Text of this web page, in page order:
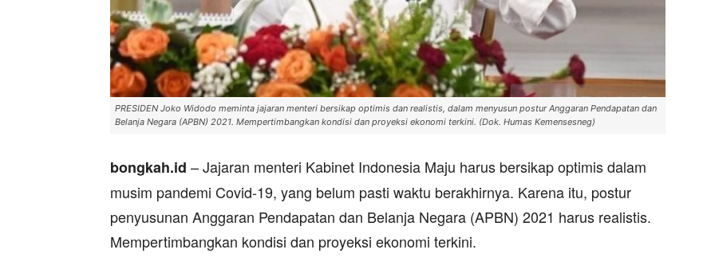
PRESIDEN Joko Widodo meminta jajaran menteri bersikap optimis dan realistis, dalam menyusun postur Anggaran Pendapatan dan
Belanja Negara (APBN) 2021. Mempertimbangkan kondisi dan proyeksi ekonomi terkini. (Dok. Humas Kemensesneg)
bongkah.id – Jajaran menteri Kabinet Indonesia Maju harus bersikap optimis dalam
musim pandemi Covid-19, yang belum pasti waktu berakhirnya. Karena itu, postur
penyusunan Anggaran Pendapatan dan Belanja Negara (APBN) 2021 harus realistis.
Mempertimbangkan kondisi dan proyeksi ekonomi terkini.